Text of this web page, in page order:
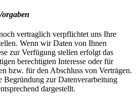
vertraglich verpflichtet uns Ihre
Wenn wir Daten von Ihnen
zur Verfügung stellen erfolgt das
berechtigten Interesse oder für
bzw. für den Abschluss von Verträgen.
zur Datenverarbeitung
dargestellt.